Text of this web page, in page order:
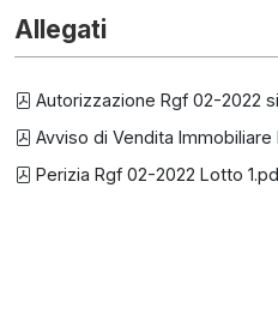
Allegati
Autorizzazione Rgf 02-2022
Avviso di Vendita
Perizia Rgf 02-2022 Lotto